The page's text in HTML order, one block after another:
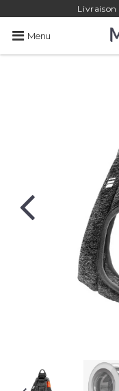
Livraison
Menu